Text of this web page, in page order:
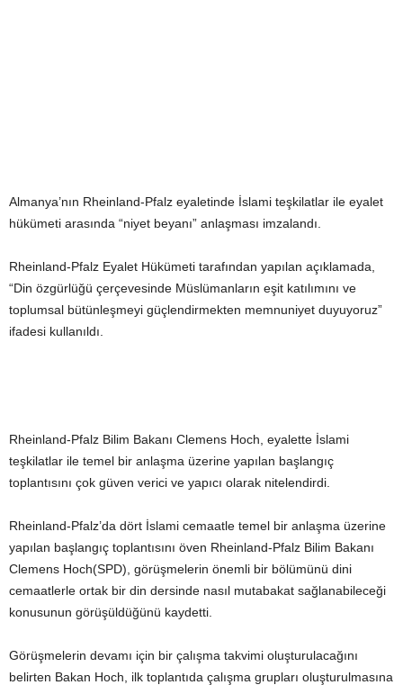
Almanya’nın Rheinland-Pfalz eyaletinde İslami teşkilatlar ile eyalet
hükümeti arasında “niyet beyanı” anlaşması imzalandı.
Rheinland-Pfalz Eyalet Hükümeti tarafından yapılan açıklamada,
“Din özgürlüğü çerçevesinde Müslümanların eşit katılımını ve
toplumsal bütünleşmeyi güçlendirmekten memnuniyet duyuyoruz”
ifadesi kullanıldı.
Rheinland-Pfalz Bilim Bakanı Clemens Hoch, eyalette İslami
teşkilatlar ile temel bir anlaşma üzerine yapılan başlangıç
toplantısını çok güven verici ve yapıcı olarak nitelendirdi.
Rheinland-Pfalz’da dört İslami cemaatle temel bir anlaşma üzerine
yapılan başlangıç toplantısını öven Rheinland-Pfalz Bilim Bakanı
Clemens Hoch(SPD), görüşmelerin önemli bir bölümünü dini
cemaatlerle ortak bir din dersinde nasıl mutabakat sağlanabileceği
konusunun görüşüldüğünü kaydetti.
Görüşmelerin devamı için bir çalışma takvimi oluşturulacağını
belirten Bakan Hoch, ilk toplantıda çalışma grupları oluşturulmasına